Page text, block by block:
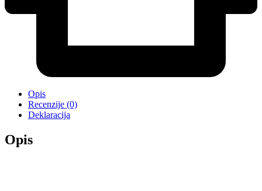
Opis
Recenzije (0)
Deklaracija
Opis